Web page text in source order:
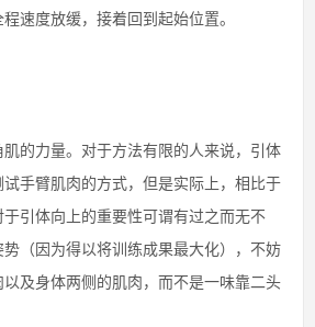
速度放缓，接着回到起始位置。
的力量。对于方法有限的人来说，引体
手臂肌肉的方式，但是实际上，相比于
引体向上的重要性可谓有过之而无不
（因为得以将训练成果最大化），不妨
及身体两侧的肌肉，而不是一味靠二头